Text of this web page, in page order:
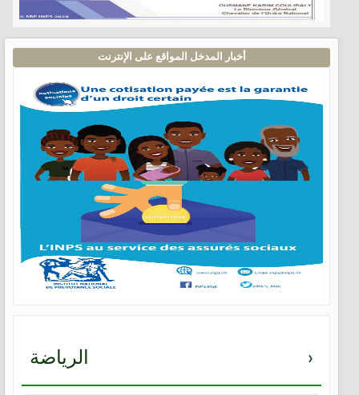
أخبار المدخل المواقع على الإنترنت
الرياضة ›